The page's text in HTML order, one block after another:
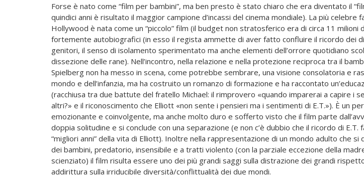
Forse è nato come “film per bambini”, ma ben presto è stato chiaro che era diventato il
quindici anni è risultato il maggior campione d’incassi del cinema mondiale). La più celebre
Hollywood è nata come un “piccolo” film (il budget non stratosferico era di circa 11 milioni
fortemente autobiografici (in esso il regista ammette di aver fatto confluire il ricordo dei
genitori, il senso di isolamento sperimentato ma anche elementi dell’orrore quotidiano
dissezione delle rane). Nell’incontro, nella relazione e nella protezione reciproca tra il
Spielberg non ha messo in scena, come potrebbe sembrare, una visione consolatoria e
mondo e dell’infanzia, ma ha costruito un romanzo di formazione e ha raccontato
(racchiusa tra due battute del fratello Michael: il rimprovero «quando imparerai a capire i
altri?» e il riconoscimento che Elliott «non sente i pensieri ma i sentimenti di E.T.»). È un
emozionante e coinvolgente, ma anche molto duro e sofferto visto che il film parte
doppia solitudine e si conclude con una separazione (e non c’è dubbio che il ricordo di E.T.
“migliori anni” della vita di Elliott). Inoltre nella rappresentazione di un mondo adulto che si
dei bambini, predatorio, insensibile e a tratti violento (con la parziale eccezione della
scienziato) il film risulta essere uno dei più grandi saggi sulla distrazione dei grandi
addirittura sulla irriducibile diversità/conflittualità dei due mondi.